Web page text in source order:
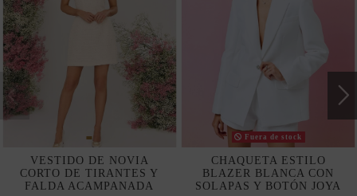
VESTIDO DE NOVIA
CORTO DE TIRANTES Y
FALDA ACAMPANADA
Fuera de stock
CHAQUETA ESTILO
BLAZER BLANCA CON
SOLAPAS Y BOTÓN JOYA